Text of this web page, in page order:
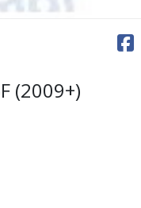
(2009+)